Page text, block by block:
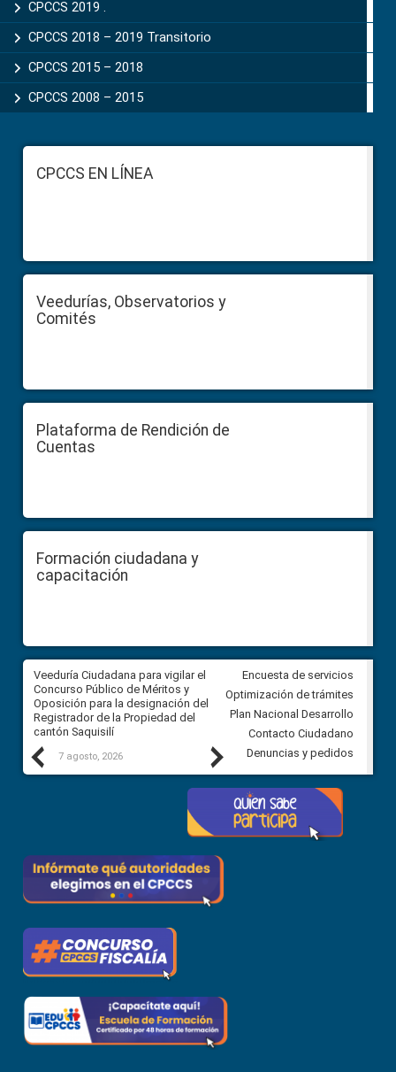
CPCCS 2019 .
CPCCS 2018 – 2019 Transitorio
CPCCS 2015 – 2018
CPCCS 2008 – 2015
FooterCPCCS EN LÍNEA
Veedurías, Observatorios y
Comités
Plataforma de Rendición de
Cuentas
Formación ciudadana y
capacitación
Previous
Veeduría Ciudadana para vigilar el
Concurso Público de Méritos y
Oposición para la designación del
Registrador de la Propiedad del
cantón Saquisilí
7 agosto, 2026
Veeduría Ciudadana para
construcción del asfaltado de
Ballenita del cantón Santa
7 agosto, 2026
Next
Encuesta de servicios
Optimización de trámites
Plan Nacional Desarrollo
Contacto Ciudadano
Denuncias y pedidos